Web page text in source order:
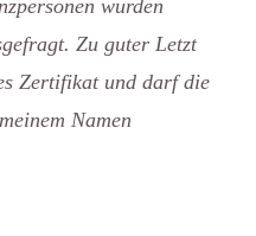
wurden
Zu guter Letzt
Zertifikat und darf die
Namen